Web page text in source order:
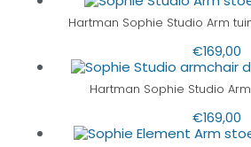
Hartman Sophie Studio Arm
€169,00
Hartman Sophie Studio
€169,00